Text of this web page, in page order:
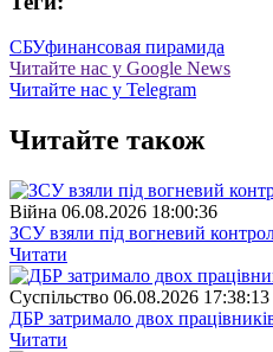
СБУфинансовая пирамида
Читайте нас у Google News
Читайте нас у Telegram
Читайте також
Війна 06.08.2026 18:00:36
ЗСУ взяли під вогневий
Читати
Суспiльство 06.08.2026 17:38:13
ДБР затримало двох
Читати